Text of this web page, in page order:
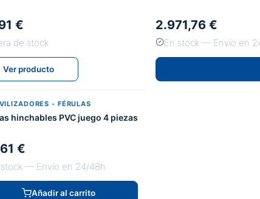
€
de stock
Ver producto
2.971,76 €
En stock — Envío en
- FÉRULAS
hinchables PVC juego 4 piezas
€
stock — Envío en 24/48h
Añadir al carrito